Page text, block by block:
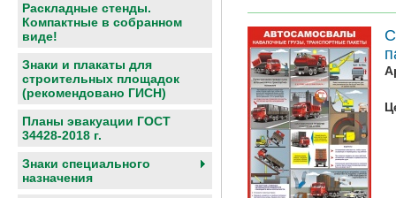
Раскладные стенды.
Компактные в собранном
виде!
Знаки и плакаты для
строительных площадок
(рекомендовано ГИСН)
Планы эвакуации ГОСТ
34428-2018 г.
Знаки специального
назначения